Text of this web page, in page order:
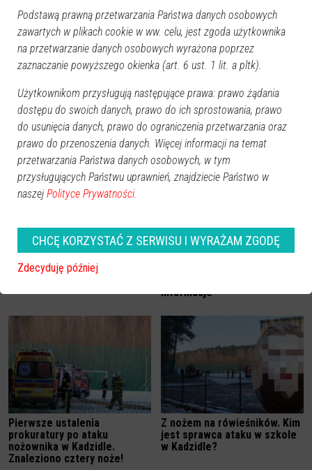
W szkole w Kadzidle
nadzwyczajne środki
bezpieczeństwa. Nowe
zasady od poniedziałku
Sąd podjął decyzję w sprawie
nożownika z Kadzidła Alberta
G. [ZDJĘCIA]
Nożownik z Kadzidła Albert G.
usłyszał zarzuty usiłowania
W jakim stanie są uczniowie
informacje
Pierwsze ustalenia
prokuratury po ataku
nożownika w Kadzidle.
Znaleziono cztery noże!
Z nożem na rówieśników. Kim
jest sprawca ataku w szkole
w Kadzidle?
Podstawą prawną przetwarzania Państwa danych osobowych
zawartych w plikach cookie w ww. celu, jest zgoda użytkownika
na przetwarzanie danych osobowych wyrażona poprzez
zaznaczanie powyższego okienka (art. 6 ust. 1 lit. a pltk).
Użytkownikom przysługują następujące prawa: prawo żądania
dostępu do swoich danych, prawo do ich sprostowania, prawo
do usunięcia danych, prawo do ograniczenia przetwarzania oraz
prawo do przenoszenia danych. Więcej informacji na temat
przetwarzania Państwa danych osobowych, w tym
przysługujących Państwu uprawnień, znajdziecie Państwo w
naszej Polityce Prywatności.
CHCĘ KORZYSTAĆ Z SERWISU I WYRAŻAM ZGODĘ
Zdecyduję później